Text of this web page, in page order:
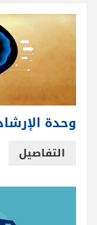
وحدة
التفاصيل